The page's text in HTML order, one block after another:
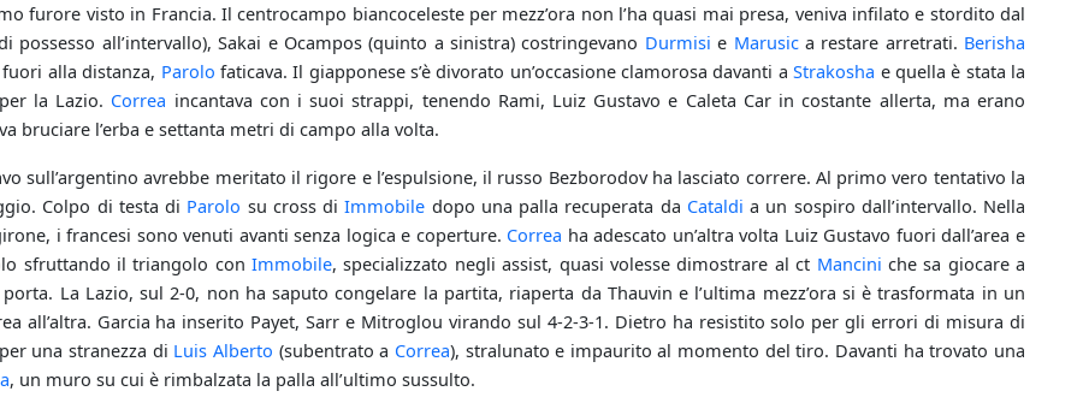
furore visto in Francia. Il centrocampo biancoceleste per mezz’ora non l’ha quasi mai presa, veniva infilato e stordito dal
possesso all’intervallo), Sakai e Ocampos (quinto a sinistra) costringevano Durmisi e Marusica restare arretrati. Berisha
alla distanza, Parolo faticava. Il giapponese s’è divorato un’occasione clamorosa davanti aStrakosha e quella è stata la
la Lazio. Correa incantava con i suoi strappi, tenendo Rami, Luiz Gustavo e Caleta Car in costante allerta, ma erano
bruciare l’erba e settanta metri di campo alla volta.
sull’argentino avrebbe meritato il rigore e l’espulsione, il russo Bezborodov ha lasciato correre. Al primo vero tentativo la
Colpo di testa di Parolo su cross diImmobile dopo una palla recuperata da Cataldi a un sospiro dall’intervallo. Nella
i francesi sono venuti avanti senza logica e coperture. Correa ha adescato un’altra volta Luiz Gustavo fuori dall’area e
sfruttando il triangolo conImmobile, specializzato negli assist, quasi volesse dimostrare al ct Mancini che sa giocare a
La Lazio, sul 2-0, non ha saputo congelare la partita, riaperta da Thauvin e l’ultima mezz’ora si è trasformata in un
all’altra. Garcia ha inserito Payet, Sarr e Mitroglou virando sul 4-2-3-1. Dietro ha resistito solo per gli errori di misura di
una stranezza di Luis Alberto (subentrato a Correa), stralunato e impaurito al momento del tiro. Davanti ha trovato una
, un muro su cui è rimbalzata la palla all’ultimo sussulto.